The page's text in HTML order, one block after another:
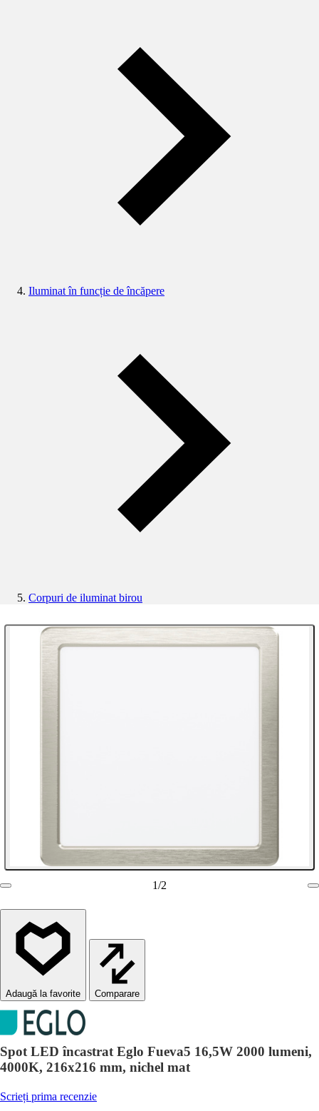
Iluminat în funcție de încăpere
Corpuri de iluminat birou
1/2
Comparare
Spot LED încastrat Eglo Fueva5 16,5W 2000 lumeni,
4000K, 216x216 mm, nichel mat
Scrieți prima recenzie